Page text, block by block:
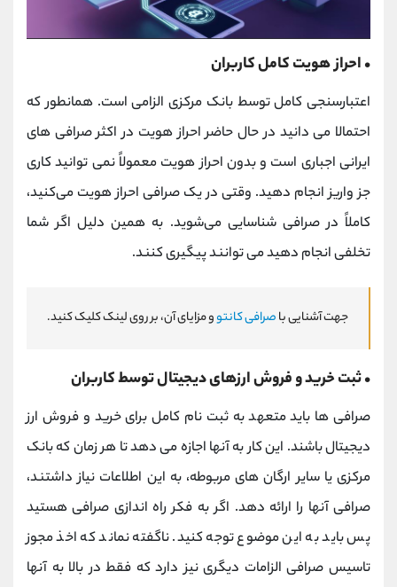
• احراز هویت کامل کاربران
اعتبارسنجی کامل توسط بانک مرکزی الزامی است. همانطور که
احتمالا می دانید در حال حاضر احراز هویت در اکثر صرافی های
ایرانی اجباری است و بدون احراز هویت معمولاً نمی توانید کاری
جز واریز انجام دهید. وقتی در یک صرافی احراز هویت می‌کنید،
کاملاً در صرافی شناسایی می‌شوید. به همین دلیل اگر شما
تخلفی انجام دهید می توانند پیگیری کنند.
جهت آشنایی باصرافی کانتوو مزایای آن، بر روی لینک کلیک کنید.
• ثبت خرید و فروش ارزهای دیجیتال توسط کاربران
صرافی ها باید متعهد به ثبت نام کامل برای خرید و فروش ارز
دیجیتال باشند. این کار به آنها اجازه می دهد تا هر زمان که بانک
مرکزی یا سایر ارگان های مربوطه، به این اطلاعات نیاز داشتند،
صرافی آنها را ارائه دهد. اگر به فکر راه اندازی صرافی هستید
پس باید به این موضوع توجه کنید. ناگفته نماند که اخذ مجوز
تاسیس صرافی الزامات دیگری نیز دارد که فقط در بالا به آنها